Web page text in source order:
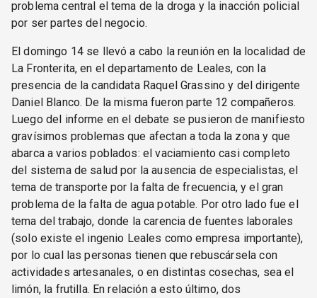
problema central el tema de la droga y la inacción policial
por ser partes del negocio.
El domingo 14 se llevó a cabo la reunión en la localidad de
La Fronterita, en el departamento de Leales, con la
presencia de la candidata Raquel Grassino y del dirigente
Daniel Blanco. De la misma fueron parte 12 compañeros.
Luego del informe en el debate se pusieron de manifiesto
gravísimos problemas que afectan a toda la zona y que
abarca a varios poblados: el vaciamiento casi completo
del sistema de salud por la ausencia de especialistas, el
tema de transporte por la falta de frecuencia, y el gran
problema de la falta de agua potable. Por otro lado fue el
tema del trabajo, donde la carencia de fuentes laborales
(solo existe el ingenio Leales como empresa importante),
por lo cual las personas tienen que rebuscársela con
actividades artesanales, o en distintas cosechas, sea el
limón, la frutilla. En relación a esto último, dos